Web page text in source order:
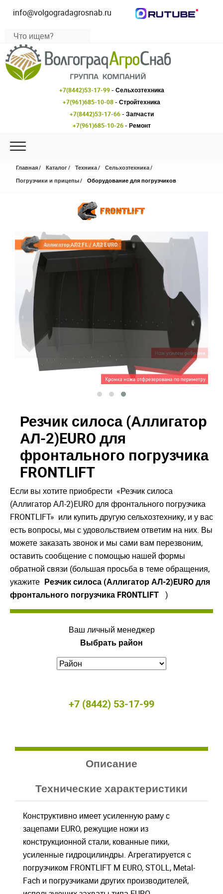
info@volgogradagrosnab.ru
+7(8442)53-17-99- Сельхозтехника
+7(961)685-10-08- Стройтехника
+7(8442)53-17-66- Запчасти
+7(961)685-10-26- Ремонт
Главная Каталог Техника
Сельхозтехника
Погрузчики и прицепы
Оборудование для погрузчиков
Резчик силоса (Аллигатор
АЛ-2)EURO для
фронтального погрузчика
FRONTLIFT
Если вы хотите приобрести «Резчик силоса
(Аллигатор АЛ-2)EURO для фронтального погрузчика
FRONTLIFT» или купить другую сельхозтехнику, и у вас
есть вопросы, мы с удовольствием ответим на них. Вы
можете заказать звонок и мы сами вам перезвоним,
оставить сообщение с помощью нашей формы
обратной связи (большая просьба в теме обращения,
укажите Резчик силоса (Аллигатор АЛ-2)EURO для
фронтального погрузчика FRONTLIFT )
Ваш личный менеджер
Выбрать район
+7 (8442) 53-17-99
Описание
Технические характеристики
Конструктивно имеет усиленную раму с
зацепами EURO, режущие ножи из
конструкционной стали, кованные пики,
усиленные гидроцилиндры. Агрегатируется с
погрузчиком FRONTLIFT M EURO, STOLL, Metal-
Fach и погрузчиками других производителей,
Для входа на сайт, введите ваш логин и пароль
Забыли пароль?
ВОЙТИ
С возвращением!
Авторизуйтесь на сайте
введите свой логин и пароль
ВОЙТИ
Для входа на сайт, введите ваш логин и пароль
Забыли пароль?
ВОЙТИ
С возвращением!
Авторизуйтесь на сайте
введите свой логин и пароль
ВОЙТИ